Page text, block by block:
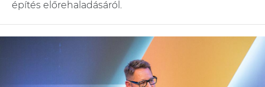
építés előrehaladásáról.